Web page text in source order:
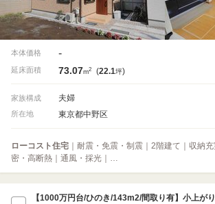
本体価格 -
延床面積 73.07m2 (22.1坪)
家族構成 夫婦
所在地 東京都中野区
ローコスト住宅 ｜耐震・免震・制震｜2階建て｜収納
密・高断熱｜通風・採光｜…
【1000万円台/ひのき/143m2/間取り有】小上が